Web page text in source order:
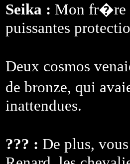
Seika : Mon fr�re
puissantes
Deux cosmos
de bronze, qui
inattendues.
??? : De plus,